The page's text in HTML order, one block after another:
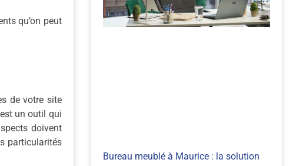
qu’on peut
de votre site
un outil qui
doivent
particularités
Bureau meublé à Maurice : la solution